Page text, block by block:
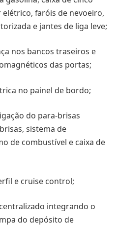
faróis de nevoeiro,
e jantes de liga leve;
nos bancos traseiros e
das portas;
no painel de bordo;
do para-brisas
sistema de
de combustível e caixa de
e cruise control;
integrando o
do depósito de